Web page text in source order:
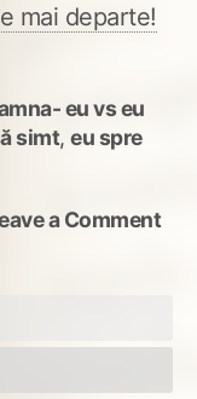
mai departe!
eu vs eu
simt, eu spre
a Commenton